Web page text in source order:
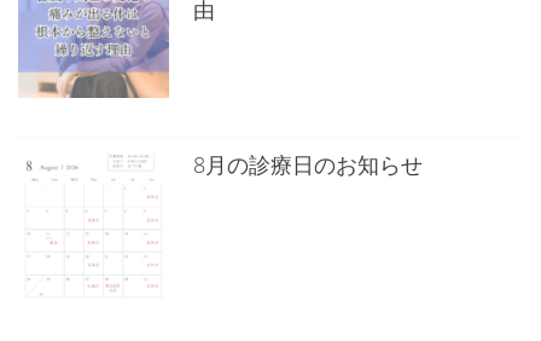
り
由
8月の診療日のお知らせ